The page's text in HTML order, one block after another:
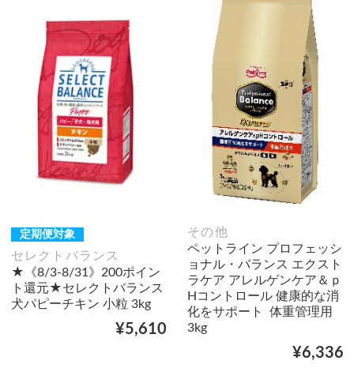
定期便対象
セレクトバランス
★《8/3-8/31》200ポイン
ト還元★セレクトバランス
犬パピーチキン 小粒 3kg
¥5,610
その他
ペットライン プロフェッシ
ョナル・バランス エクスト
ラケア アレルゲンケア＆ｐ
Hコントロール 健康的な消
化をサポート 体重管理用
3kg
¥6,336